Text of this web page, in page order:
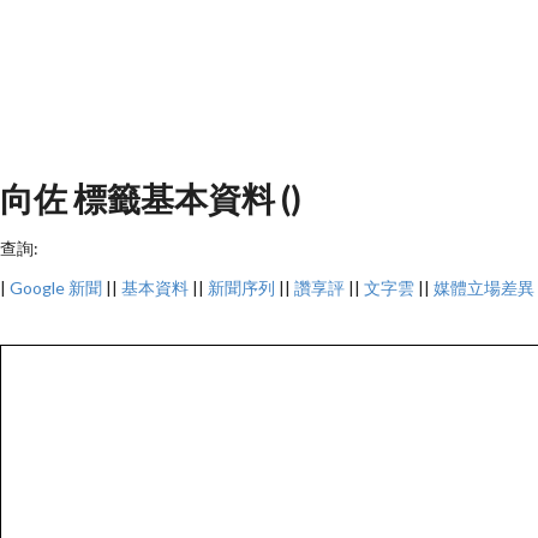
向佐 標籤基本資料 ()
查詢:
| Google 新聞 || 基本資料 || 新聞序列 || 讚享評 || 文字雲 || 媒體立場差異